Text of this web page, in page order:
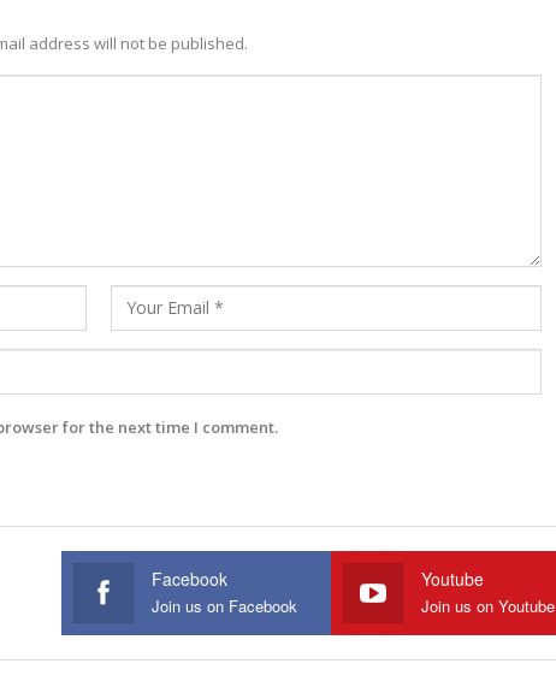
address will not be published.
for the next time I comment.
Facebook
Join us on Facebook
Youtube
Join us on Youtube